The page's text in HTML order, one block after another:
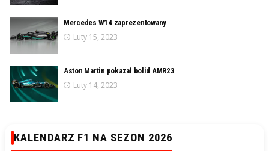
Mercedes W14 zaprezentowany
Luty 15, 2023
Aston Martin pokazał bolid AMR23
Luty 14, 2023
KALENDARZ F1 NA SEZON 2026